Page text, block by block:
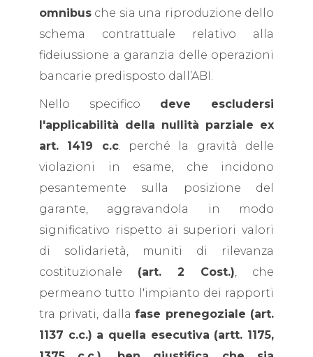
omnibus che sia una riproduzione dello
schema contrattuale relativo alla
fideiussione a garanzia delle operazioni
bancarie predisposto dall’ABI.
Nello specifico deve escludersi
l'applicabilità della nullità parziale ex
art. 1419 c.c. perché la gravità delle
violazioni in esame, che incidono
pesantemente sulla posizione del
garante, aggravandola in modo
significativo rispetto ai superiori valori
di solidarietà, muniti di rilevanza
costituzionale (art. 2 Cost.), che
permeano tutto l'impianto dei rapporti
tra privati, dallafase prenegoziale (art.
1137 c.c.) a quella esecutiva (artt. 1175,